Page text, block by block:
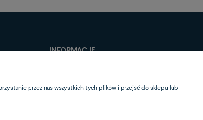
INFORMACJE
Newsletter
przez nas wszystkich tych plików i przejść do sklepu lub